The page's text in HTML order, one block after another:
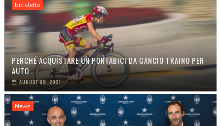
bicicletta
PERCHÉ ACQUISTARE UN PORTABICI DA GANCIO TRAINO PER
AUTO
AUGUST 09, 2021
News